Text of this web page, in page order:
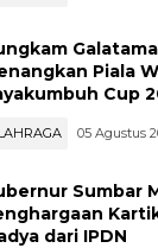
Piala
Cup
05 Agustus
Sumbar
dari IPDN